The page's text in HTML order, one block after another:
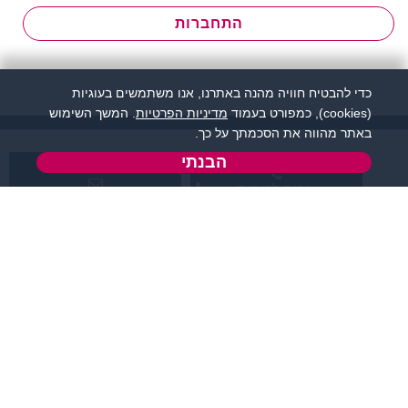
התחברות
שירות לקוחות:
כדי להבטיח חוויה מהנה באתרנו, אנו משתמשים בעוגיות
(cookies), כמפורט בעמוד
מדיניות הפרטיות . המשך השימוש
באתר מהווה את הסכמתך על כך.
הבנתי